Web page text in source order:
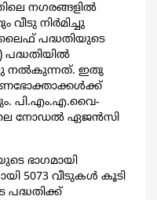
നഗരങ്ങളില്‍
നിര്‍മിച്ചു
ലൈഫ് പദ്ധതിയുടെ
പദ്ധതിയില്‍
നല്‍കുന്നത്. ഇതു
പി.എം.എ.വൈ-
നോഡല്‍ ഏജന്‍സി
ഭാഗമായി
5073 വീടുകള്‍ കൂടി
പദ്ധതിക്ക്